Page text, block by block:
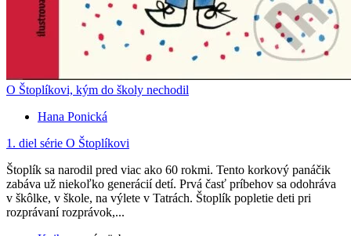
O Štoplíkovi, kým do školy nechodil
Hana Ponická
1. diel série O Štoplíkovi
Štoplík sa narodil pred viac ako 60 rokmi. Tento korkový panáčik
zabáva už niekoľko generácií detí. Prvá časť príbehov sa odohráva
v škôlke, v škole, na výlete v Tatrách. Štoplík popletie deti pri
rozprávaní rozprávok,...